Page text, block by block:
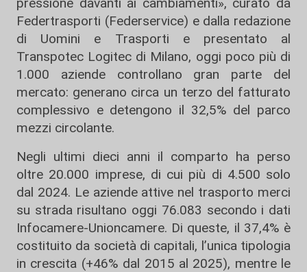
Federtrasporti (Federservice) e dalla redazione
di Uomini e Trasporti e presentato al
Transpotec Logitec di Milano, oggi poco più di
1.000 aziende controllano gran parte del
mercato: generano circa un terzo del fatturato
complessivo e detengono il 32,5% del parco
mezzi circolante.
Negli ultimi dieci anni il comparto ha perso
oltre 20.000 imprese, di cui più di 4.500 solo
dal 2024. Le aziende attive nel trasporto merci
su strada risultano oggi 76.083 secondo i dati
Infocamere-Unioncamere. Di queste, il 37,4% è
costituito da società di capitali, l’unica tipologia
in crescita (+46% dal 2015 al 2025), mentre le